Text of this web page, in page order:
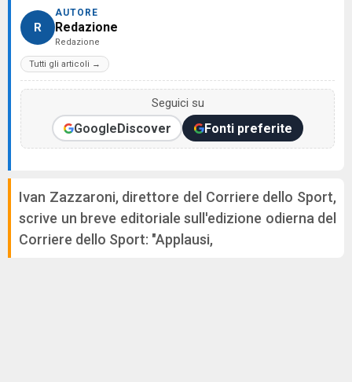
R
AUTORE
Redazione
Redazione
Tutti gli articoli →
Seguici su
GoogleDiscover Fonti preferite
Ivan Zazzaroni, direttore del Corriere dello Sport,
scrive un breve editoriale sull'edizione odierna del
Corriere dello Sport: "Applausi,